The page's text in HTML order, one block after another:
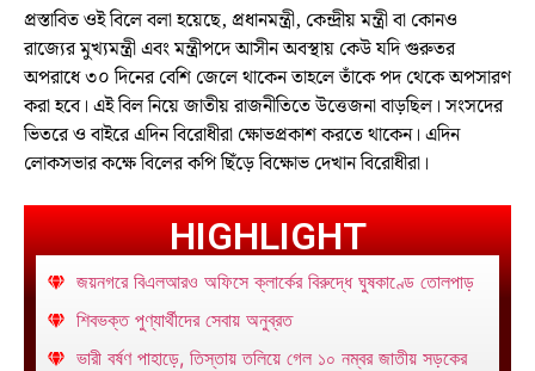
প্রস্তাবিত ওই বিলে বলা হয়েছে, প্রধানমন্ত্রী, কেন্দ্রীয় মন্ত্রী বা কোনও
রাজ্যের মুখ্যমন্ত্রী এবং মন্ত্রীপদে আসীন অবস্থায় কেউ যদি গুরুতর
অপরাধে ৩০ দিনের বেশি জেলে থাকেন তাহলে তাঁকে পদ থেকে অপসারণ
করা হবে। এই বিল নিয়ে জাতীয় রাজনীতিতে উত্তেজনা বাড়ছিল। সংসদের
ভিতরে ও বাইরে এদিন বিরোধীরা ক্ষোভপ্রকাশ করতে থাকেন। এদিন
লোকসভার কক্ষে বিলের কপি ছিঁড়ে বিক্ষোভ দেখান বিরোধীরা।
HIGHLIGHT
জয়নগরে বিএলআরও অফিসে ক্লার্কের বিরুদ্ধে ঘুষকাণ্ডে তোলপাড়
শিবভক্ত পুণ্যার্থীদের সেবায় অনুব্রত
ভারী বর্ষণ পাহাড়ে, তিস্তায় তলিয়ে গেল ১০ নম্বর জাতীয় সড়কের